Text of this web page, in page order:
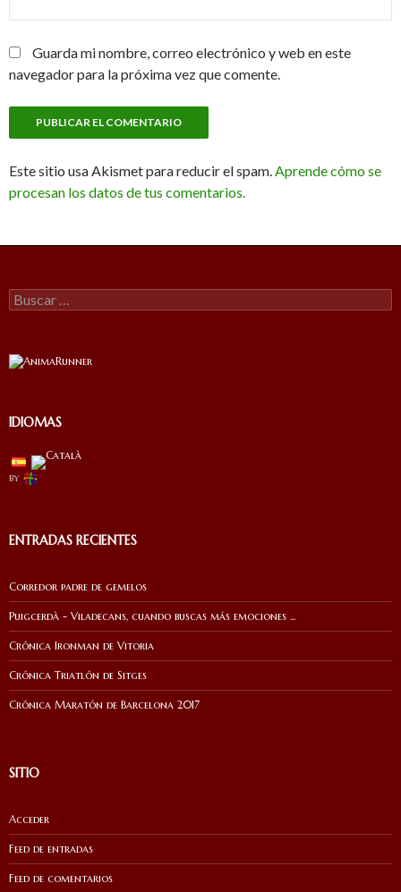
Guarda mi nombre, correo electrónico y web en este
navegador para la próxima vez que comente.
Este sitio usa Akismet para reducir el spam.Aprende cómo se
procesan los datos de tus comentarios.
Buscar:
IDIOMAS
by
ENTRADAS RECIENTES
Corredor padre de gemelos
Puigcerdà - Viladecans, cuando buscas más emociones ...
Crónica Ironman de Vitoria
Crónica Triatlón de Sitges
Crónica Maratón de Barcelona 2017
SITIO
Acceder
Feed de entradas
Feed de comentarios